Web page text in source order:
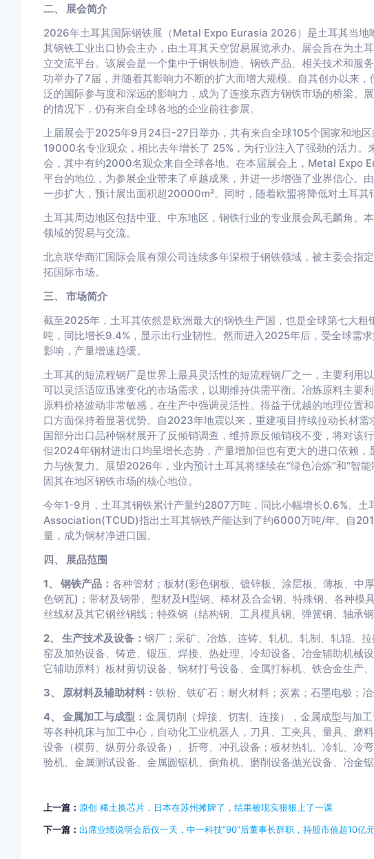
二、 展会简介
2026年土耳其国际钢铁展（Metal Expo Eurasia 2026）是土耳其当地
其钢铁工业出口协会主办，由土耳其天空贸易展览承办。展会旨在为土
立交流平台。该展会是一个集中于钢铁制造、钢铁产品、相关技术和服
功举办了7届，并随着其影响力不断的扩大而增大规模。自其创办以来
泛的国际参与度和深远的影响力，成为了连接东西方钢铁市场的桥梁。
的情况下，仍有来自全球各地的企业前往参展。
上届展会于2025年9月24日-27日举办，共有来自全球105个国家和地
19000名专业观众，相比去年增长了 25%，为行业注入了强劲的活力。
会，其中有约2000名观众来自全球各地。在本届展会上，Metal Expo
平台的地位，为参展企业带来了卓越成果，并进一步增强了业界信心。
一步扩大，预计展出面积超20000m²。同时，随着欧盟将降低对土耳其
土耳其周边地区包括中亚、中东地区，钢铁行业的专业展会凤毛麟角。
领域的贸易与交流。
北京联华商汇国际会展有限公司连续多年深根于钢铁领域，被主委会指
拓国际市场。
三、 市场简介
截至2025年，土耳其依然是欧洲最大的钢铁生产国，也是全球第七大
吨，同比增长9.4%，显示出行业韧性。然而进入2025年后，受全球需
影响，产量增速趋缓。
土耳其的短流程钢厂是世界上最具灵活性的短流程钢厂之一，主要利用
可以灵活适应迅速变化的市场需求，以期维持供需平衡。冶炼原料主要
原料价格波动非常敏感，在生产中强调灵活性。得益于优越的地理位置
口方面保持着显著优势。自2023年地震以来，重建项目持续拉动长材
国部分出口品种钢材展开了反倾销调查，维持原反倾销税不变，将对该
但2024年钢材进出口均呈增长态势，产量增加但也有更大的进口依赖
力与恢复力。展望2026年，业内预计土耳其将继续在“绿色冶炼”和“智
固其在地区钢铁市场的核心地位。
今年1-9月，土耳其钢铁累计产量约2807万吨，同比小幅增长0.6%。
Association(TCUD)指出土耳其钢铁产能达到了约6000万吨/年。自
量，成为钢材净进口国。
四、 展品范围
1、 钢铁产品： 各种管材；板材(彩色钢板、镀锌板、涂层板、薄板、中
色钢瓦)；带材及钢带、型材及H型钢、棒材及合金钢、特殊钢、各种模
丝线材及其它钢丝钢线；特殊钢（结构钢、工具模具钢、弹簧钢、轴承
2、 生产技术及设备： 钢厂；采矿、冶炼、连铸、轧机、轧制、轧辊、
窑及加热设备、铸造、锻压、焊接、热处理、冷却设备、冶金辅助机械
它辅助原料）板材剪切设备、钢材打号设备、金属打标机、铁合金生产
3、 原材料及辅助材料： 铁粉、铁矿石；耐火材料；炭素；石墨电极；
4、 金属加工与成型： 金属切削（焊接、切割、连接），金属成型与加
等各种机床与加工中心，自动化工业机器人，刀具、工夹具、量具、磨
设备（横剪、纵剪分条设备）、折弯、冲孔设备；板材热轧、冷轧、冷
验机、金属测试设备、金属圆锯机、倒角机、磨削设备抛光设备、冶金锯
上一篇： 原创 稀土换芯片，日本在苏州摊牌了，结果被现实狠狠上了一课
下一篇： 出席业绩说明会后仅一天，中一科技“90”后董事长辞职，持股市值超10亿